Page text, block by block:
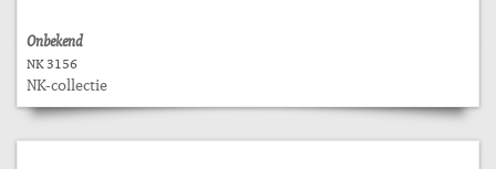
Onbekend
NK 3156
NK-collectie